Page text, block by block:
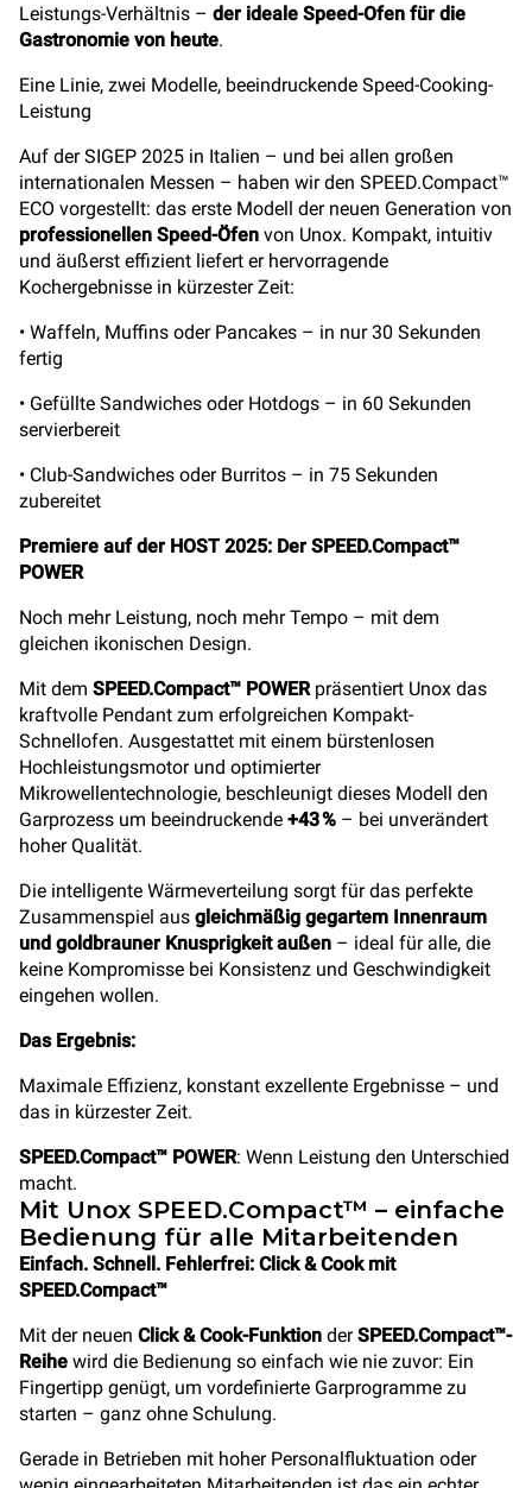
Leistungs-Verhältnis – der ideale Speed-Ofen für die
Gastronomie von heute.
Eine Linie, zwei Modelle, beeindruckende Speed-Cooking-
Leistung
Auf der SIGEP 2025 in Italien – und bei allen großen
internationalen Messen – haben wir den SPEED.Compact™
ECO vorgestellt: das erste Modell der neuen Generation von
professionellen Speed-Öfen von Unox. Kompakt, intuitiv
und äußerst effizient liefert er hervorragende
Kochergebnisse in kürzester Zeit:
• Waffeln, Muffins oder Pancakes – in nur 30 Sekunden
fertig
• Gefüllte Sandwiches oder Hotdogs – in 60 Sekunden
servierbereit
• Club-Sandwiches oder Burritos – in 75 Sekunden
zubereitet
Premiere auf der HOST 2025: Der SPEED.Compact™
POWER
Noch mehr Leistung, noch mehr Tempo – mit dem
gleichen ikonischen Design.
Mit dem SPEED.Compact™ POWERpräsentiert Unox das
kraftvolle Pendant zum erfolgreichen Kompakt-
Schnellofen. Ausgestattet mit einem bürstenlosen
Hochleistungsmotor und optimierter
Mikrowellentechnologie, beschleunigt dieses Modell den
Garprozess um beeindruckende +43 % – bei unverändert
hoher Qualität.
Die intelligente Wärmeverteilung sorgt für das perfekte
Zusammenspiel aus gleichmäßig gegartem Innenraum
und goldbrauner Knusprigkeit außen – ideal für alle, die
keine Kompromisse bei Konsistenz und Geschwindigkeit
eingehen wollen.
Das Ergebnis:
Maximale Effizienz, konstant exzellente Ergebnisse – und
das in kürzester Zeit.
SPEED.Compact™ POWER: Wenn Leistung den Unterschied
macht.
Mit Unox SPEED.Compact™ – einfache
Bedienung für alle Mitarbeitenden
Einfach. Schnell. Fehlerfrei: Click & Cook mit
SPEED.Compact™
Mit der neuen Click & Cook-Funktion derSPEED.Compact™-
Reihe wird die Bedienung so einfach wie nie zuvor: Ein
Fingertipp genügt, um vordefinierte Garprogramme zu
starten – ganz ohne Schulung.
Gerade in Betrieben mit hoher Personalfluktuation oder